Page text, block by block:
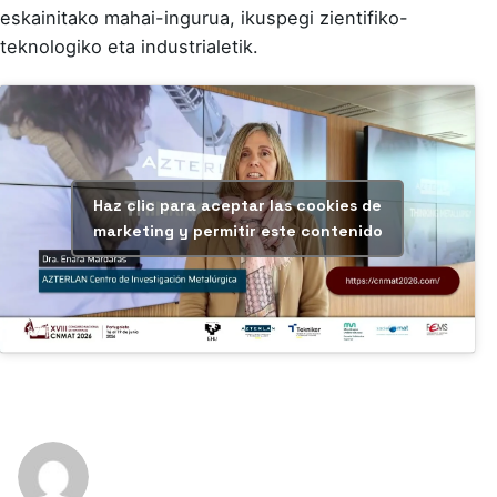
eskainitako mahai-ingurua, ikuspegi zientifiko-
teknologiko eta industrialetik.
Haz clic para aceptar las cookies de
marketing y permitir este contenido